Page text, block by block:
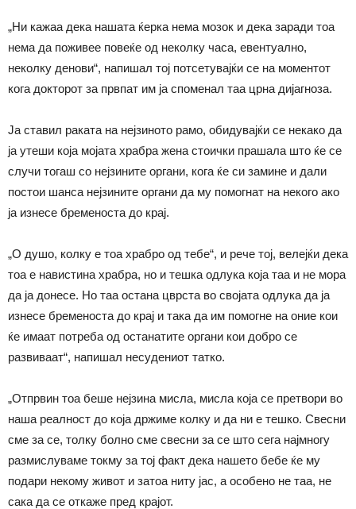
„Ни кажаа дека нашата ќерка нема мозок и дека заради тоа
нема да поживее повеќе од неколку часа, евентуално,
неколку денови“, напишал тој потсетувајќи се на моментот
кога докторот за првпат им ја споменал таа црна дијагноза.
Ја ставил раката на нејзиното рамо, обидувајќи се некако да
ја утеши која мојата храбра жена стоички прашала што ќе се
случи тогаш со нејзините органи, кога ќе си замине и дали
постои шанса нејзините органи да му помогнат на некого ако
ја изнесе бременоста до крај.
„О душо, колку е тоа храбро од тебе“, и рече тој, велејќи дека
тоа е навистина храбра, но и тешка одлука која таа и не мора
да ја донесе. Но таа остана цврста во својата одлука да ја
изнесе бременоста до крај и така да им помогне на оние кои
ќе имаат потреба од останатите органи кои добро се
развиваат“, напишал несудениот татко.
„Отпрвин тоа беше нејзина мисла, мисла која се претвори во
наша реалност до која држиме колку и да ни е тешко. Свесни
сме за се, толку болно сме свесни за се што сега најмногу
размислуваме токму за тој факт дека нашето бебе ќе му
подари некому живот и затоа ниту јас, а особено не таа, не
сака да се откаже пред крајот.